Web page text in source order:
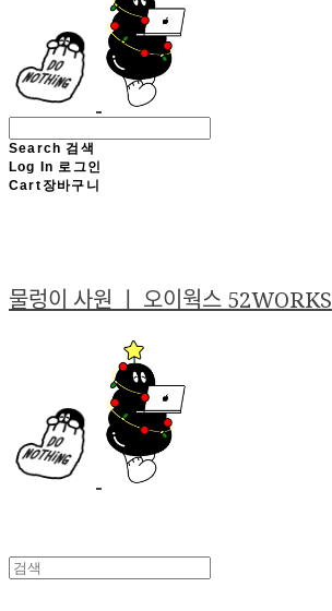
Search 검색
Log In 로그인
Cart 장바구니
물렁이 사원 ㅣ 오이웍스 52WORKS